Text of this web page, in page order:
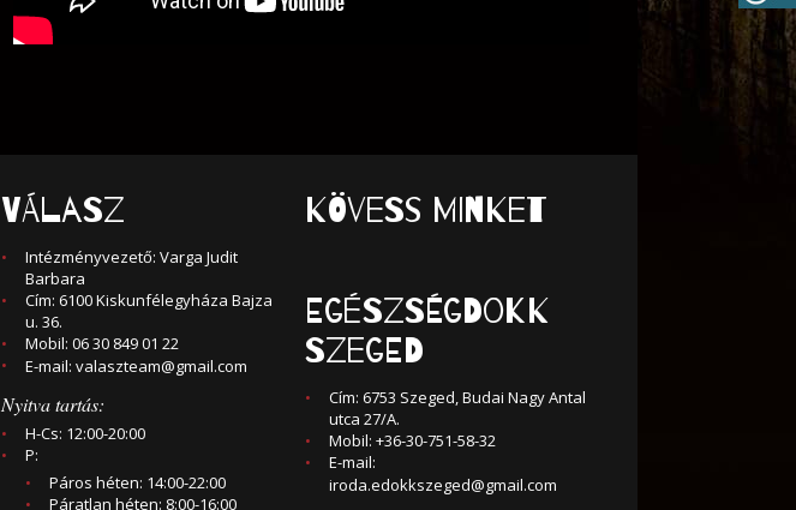
VÁLASZ
Intézményvezető: Varga Judit
Barbara
Cím: 6100 Kiskunfélegyháza Bajza
u. 36.
Mobil: 06 30 849 01 22
E-mail: valaszteam@gmail.com
Nyitva tartás:
H-Cs: 12:00-20:00
P:
Páros héten: 14:00-22:00
Páratlan héten: 8:00-16:00
KÖVESS MINKET
Egészségdokk
Szeged
Cím: 6753 Szeged, Budai Nagy Antal
utca 27/A.
Mobil: +36-30-751-58-32
E-mail:
iroda.edokkszeged@gmail.com